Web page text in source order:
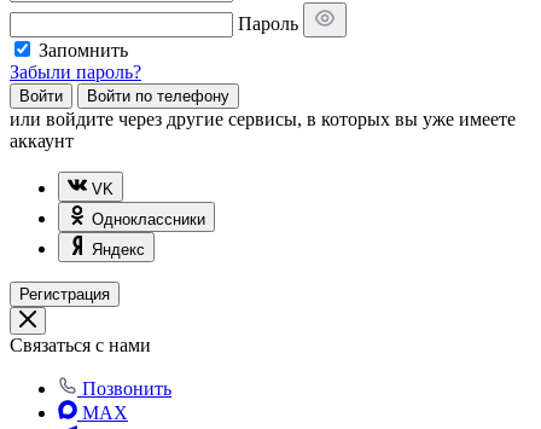
Пароль
Запомнить
Забыли пароль?
Войти Войти по телефону
или войдите через другие сервисы, в которых вы уже имеете
аккаунт
VK
Одноклассники
Яндекс
Регистрация
Связаться с нами
Позвонить
MAX